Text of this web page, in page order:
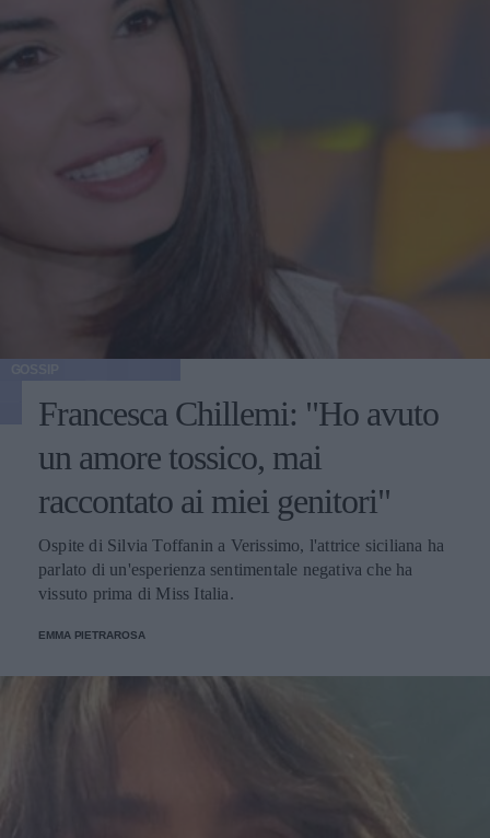
Francesca Chillemi: "Ho avuto
un amore tossico, mai
raccontato ai miei genitori"
Ospite di Silvia Toffanin a Verissimo, l'attrice siciliana ha
parlato di un'esperienza sentimentale negativa che ha
vissuto prima di Miss Italia.
EMMA PIETRAROSA